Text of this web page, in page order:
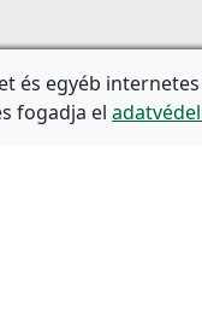
és egyéb
fogadja el